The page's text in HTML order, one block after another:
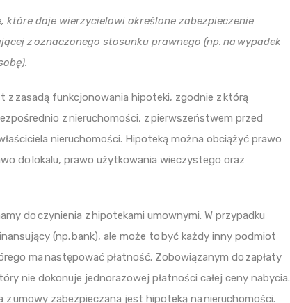
daje wierzycielowi określone zabezpieczenie
z oznaczonego stosunku prawnego (np. na wypadek
z zasadą funkcjonowania hipoteki, zgodnie z którą
z nieruchomości, z pierwszeństwem przed
nieruchomości. Hipoteką można obciążyć prawo
do lokalu, prawo użytkowania wieczystego oraz
do czynienia z hipotekami umownymi. W przypadku
(np. bank), ale może to być każdy inny podmiot
ma następować płatność. Zobowiązanym do zapłaty
nie dokonuje jednorazowej płatności całej ceny nabycia.
z umowy zabezpieczana jest hipoteką na nieruchomości.